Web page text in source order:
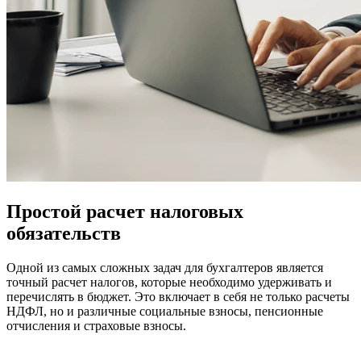
Простой расчет налоговых
обязательств
Одной из самых сложных задач для бухгалтеров является
точный расчет налогов, которые необходимо удерживать и
перечислять в бюджет. Это включает в себя не только расчеты
НДФЛ, но и различные социальные взносы, пенсионные
отчисления и страховые взносы.